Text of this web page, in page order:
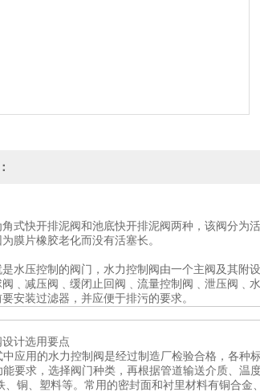
式快开排泥阀和池底快开排泥阀两种，该阀分为
膜片橡胶老化而没有活塞长。
水压控制的阀门，水力控制阀由一个主阀及其附
﹑减压阀﹑缓闭止回阀﹑流量控制阀﹑泄压阀﹑
安装过滤器，并应便于排污的要求。
计选用要点
中应用的水力控制阀是经过制造厂检验合格，各种
能要求，选择阀门种类，再根据管道输送介质、
、铜、塑料等。常用的密封面和衬里材料有铜合金